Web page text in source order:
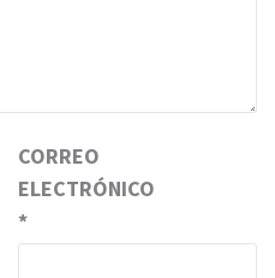
CORREO
ELECTRÓNICO
*